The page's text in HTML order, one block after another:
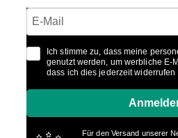
Ich stimme zu, dass meine
genutzt werden, um werbliche E-
dass ich dies jederzeit widerrufen
Für den Versand unserer